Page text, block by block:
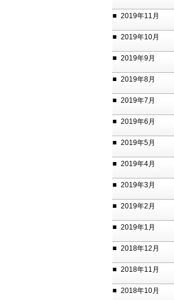
2019年11月
2019年10月
2019年9月
2019年8月
2019年7月
2019年6月
2019年5月
2019年4月
2019年3月
2019年2月
2019年1月
2018年12月
2018年11月
2018年10月